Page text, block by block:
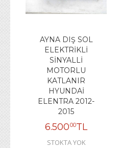
AYNA DIŞ SOL
ELEKTRİKLİ
SİNYALLİ
MOTORLU
KATLANIR
HYUNDAİ
ELENTRA 2012-
2015
6.50000TL
STOKTA YOK